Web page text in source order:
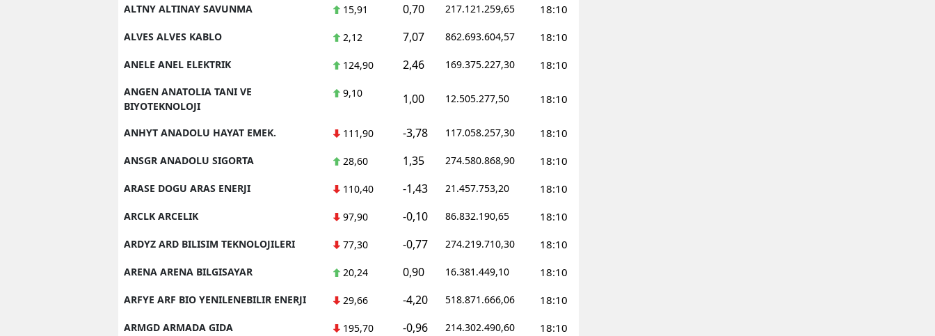
ALTNY ALTINAY SAVUNMA 15,91 0,70 217.121.259,65 18:10
ALVES ALVES KABLO 2,12 7,07 862.693.604,57 18:10
ANELE ANEL ELEKTRIK 124,90 2,46 169.375.227,30 18:10
ANGEN ANATOLIA TANI VE
BIYOTEKNOLOJI
9,10 1,00 12.505.277,50 18:10
ANHYT ANADOLU HAYAT EMEK. 111,90 -3,78 117.058.257,30 18:10
ANSGR ANADOLU SIGORTA 28,60 1,35 274.580.868,90 18:10
ARASE DOGU ARAS ENERJI 110,40 -1,43 21.457.753,20 18:10
ARCLK ARCELIK 97,90 -0,10 86.832.190,65 18:10
ARDYZ ARD BILISIM TEKNOLOJILERI 77,30 -0,77 274.219.710,30 18:10
ARENA ARENA BILGISAYAR 20,24 0,90 16.381.449,10 18:10
ARFYE ARF BIO YENILENEBILIR ENERJI 29,66 -4,20 518.871.666,06 18:10
ARMGD ARMADA GIDA 195,70 -0,96 214.302.490,60 18:10